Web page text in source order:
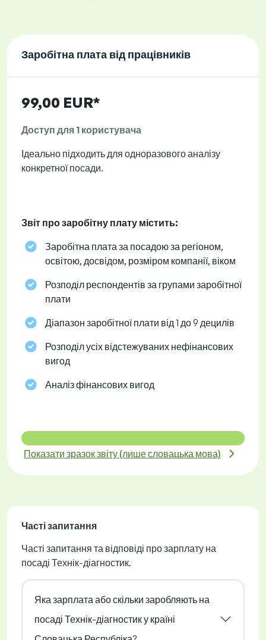
Заробітна плата від працівників
99,00 EUR*
Доступ для 1 користувача
Ідеально підходить для одноразового аналізу
конкретної посади.
Звіт про заробітну плату містить:
Заробітна плата за посадою за регіоном,
освітою, досвідом, розміром компанії, віком
Розподіл респондентів за групами заробітної
плати
Діапазон заробітної плати від 1 до 9 децилів
Розподіл усіх відстежуваних нефінансових
вигод
Аналіз фінансових вигод
Показати зразок звіту (лише словацька мова)
Часті запитання
Часті запитання та відповіді про зарплату на
посаді Технік-діагностик.
Яка зарплата або скільки заробляють на
посаді Технік-діагностик у країні